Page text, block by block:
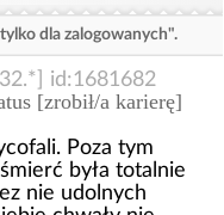
dla zalogowanych".
id:1681682
[zrobił/a karierę]
Poza tym
była totalnie
nie udolnych